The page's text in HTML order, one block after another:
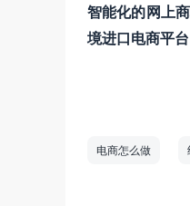
智能化的网上
境进口电商平
电商怎么做